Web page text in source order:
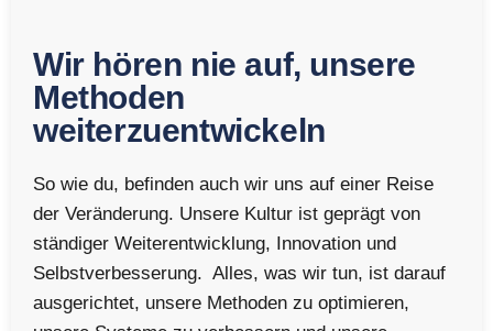
Wir hören nie auf, unsere
Methoden
weiterzuentwickeln
So wie du, befinden auch wir uns auf einer Reise
der Veränderung. Unsere Kultur ist geprägt von
ständiger Weiterentwicklung, Innovation und
Selbstverbesserung. Alles, was wir tun, ist darauf
ausgerichtet, unsere Methoden zu optimieren,